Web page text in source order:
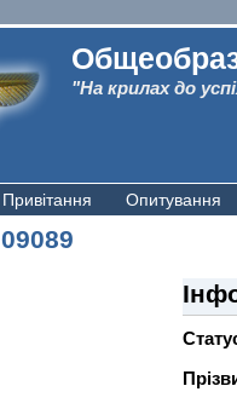
"На крилах до
Привітання Опитування
09089